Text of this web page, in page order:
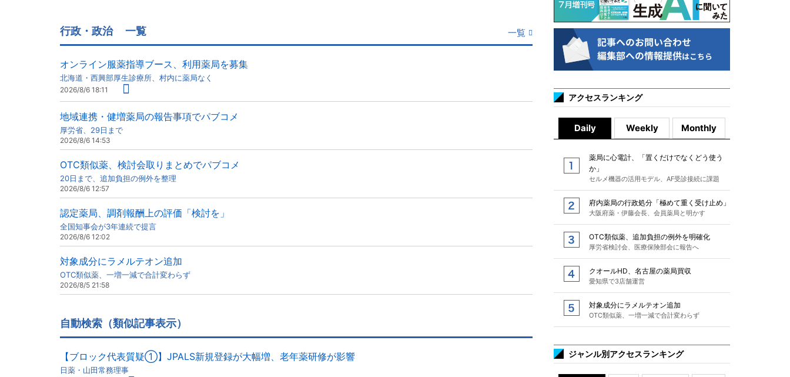
行政・政治 一覧 一覧
オンライン服薬指導ブース、利用薬局を募集
北海道・西興部厚生診療所、村内に薬局なく
2026/8/6 18:11
地域連携・健増薬局の報告事項でパブコメ
厚労省、29日まで
2026/8/6 14:53
OTC類似薬、検討会取りまとめでパブコメ
20日まで、追加負担の例外を整理
2026/8/6 12:57
認定薬局、調剤報酬上の評価「検討を」
全国知事会が3年連続で提言
2026/8/6 12:02
対象成分にラメルテオン追加
OTC類似薬、一増一減で合計変わらず
2026/8/5 21:58
自動検索（類似記事表示）
【ブロック代表質疑①】JPALS新規登録が大幅増、老年薬研修が影響
日薬・山田常務理事
アクセスランキング
Daily Weekly Monthly
薬局に心電計、「置くだけでなくどう使う
か」
セルメ機器の活用モデル、AF受診接続に課題
府内薬局の行政処分「極めて重く受け止め」
大阪府薬・伊藤会長、会員薬局と明かす
OTC類似薬、追加負担の例外を明確化
厚労省検討会、医療保険部会に報告へ
クオールHD、名古屋の薬局買収
愛知県で3店舗運営
対象成分にラメルテオン追加
OTC類似薬、一増一減で合計変わらず
ジャンル別アクセスランキング